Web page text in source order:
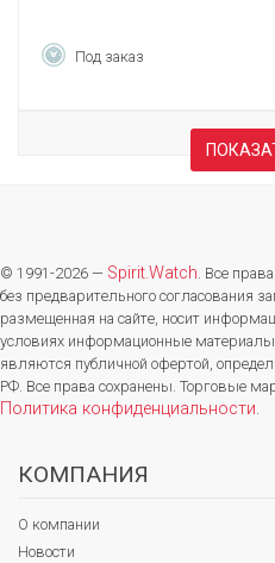
Под заказ
© 1991-2026 — Spirit.Watch. Все
без предварительного согласования
размещенная на сайте, носит
условиях информационные
являются публичной офертой,
РФ. Все права сохранены. Торговые
Политика конфиденциальности.
КОМПАНИЯ
О компании
Новости